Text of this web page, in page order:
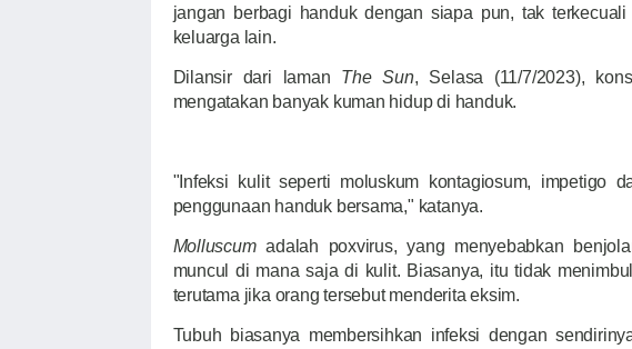
jangan berbagi handuk dengan siapa pun, tak
keluarga lain.
Dilansir dari laman The Sun, Selasa (11/7/2023),
mengatakan banyak kuman hidup di handuk.
"Infeksi kulit seperti moluskum kontagiosum, impetigo
penggunaan handuk bersama," katanya.
Molluscumadalah poxvirus, yang menyebabkan
muncul di mana saja di kulit. Biasanya, itu tidak
terutama jika orang tersebut menderita eksim.
Tubuh biasanya membersihkan infeksi dengan